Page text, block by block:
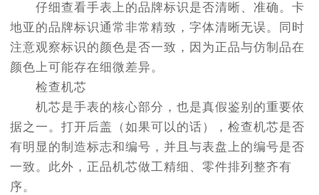
仔细查看手表上的品牌标识是否清晰、准确。卡
地亚的品牌标识通常非常精致，字体清晰无误。同时
注意观察标识的颜色是否一致，因为正品与仿制品在
颜色上可能存在细微差异。
检查机芯
机芯是手表的核心部分，也是真假鉴别的重要依
据之一。打开后盖（如果可以的话），检查机芯是否
有明显的制造标志和编号，并且与表盘上的编号是否
一致。此外，正品机芯做工精细、零件排列整齐有
序。